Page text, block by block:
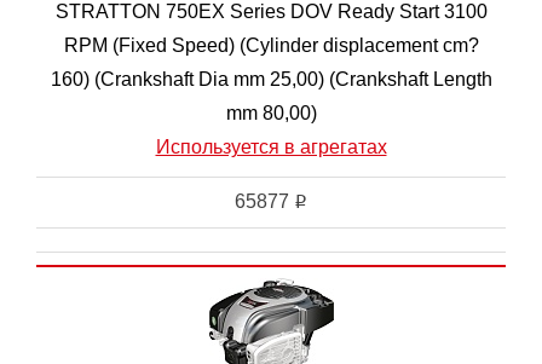
STRATTON 750EX Series DOV Ready Start 3100
RPM (Fixed Speed) (Cylinder displacement cm?
160) (Crankshaft Dia mm 25,00) (Crankshaft Length
mm 80,00)
Используется в агрегатах
65877 i